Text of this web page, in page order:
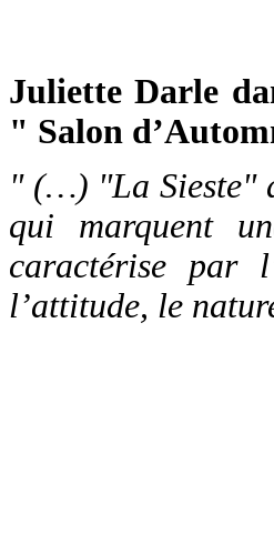
Juliette Darle
" Salon
" (…) "La Sieste"
qui marquent
caractérise par
l’attitude, le